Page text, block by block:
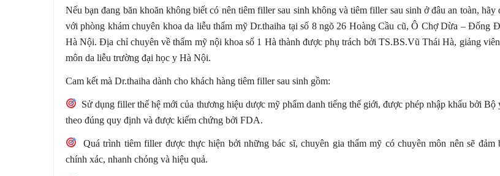
Nếu bạn đang băn khoăn không biết có nên tiêm filler sau sinh không và tiêm filler sau sinh ở đâu an toàn, hãy
với phòng khám chuyên khoa da liễu thẩm mỹ Dr.thaiha tại số 8 ngõ 26 Hoàng Cầu cũ, Ô Chợ Dừa – Đống
Hà Nội. Địa chỉ chuyên về thẩm mỹ nội khoa số 1 Hà thành được phụ trách bởi TS.BS.Vũ Thái Hà, giảng
môn da liễu trường đại học y Hà Nội.
Cam kết mà Dr.thaiha dành cho khách hàng tiêm filler sau sinh gồm:
Sử dụng filler thế hệ mới của thương hiệu dược mỹ phẩm danh tiếng thế giới, được phép nhập khẩu bởi Bộ
theo đúng quy định và được kiểm chứng bởi FDA.
Quá trình tiêm filler được thực hiện bởi những bác sĩ, chuyên gia thẩm mỹ có chuyên môn nên sẽ đảm
chính xác, nhanh chóng và hiệu quả.